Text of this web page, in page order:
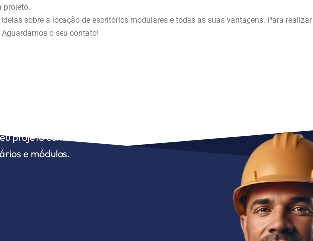
projeto.
sobre a locação de escritórios modulares e todas as suas vantagens. Para
Aguardamos o seu contato!
projeto com nossa expertise
e módulos.